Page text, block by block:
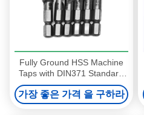
Fully Ground HSS Machine
Taps with DIN371 Standard
and 6H Tolerance for
Precision Thread Cutting
가장 좋은 가격 을 구하라